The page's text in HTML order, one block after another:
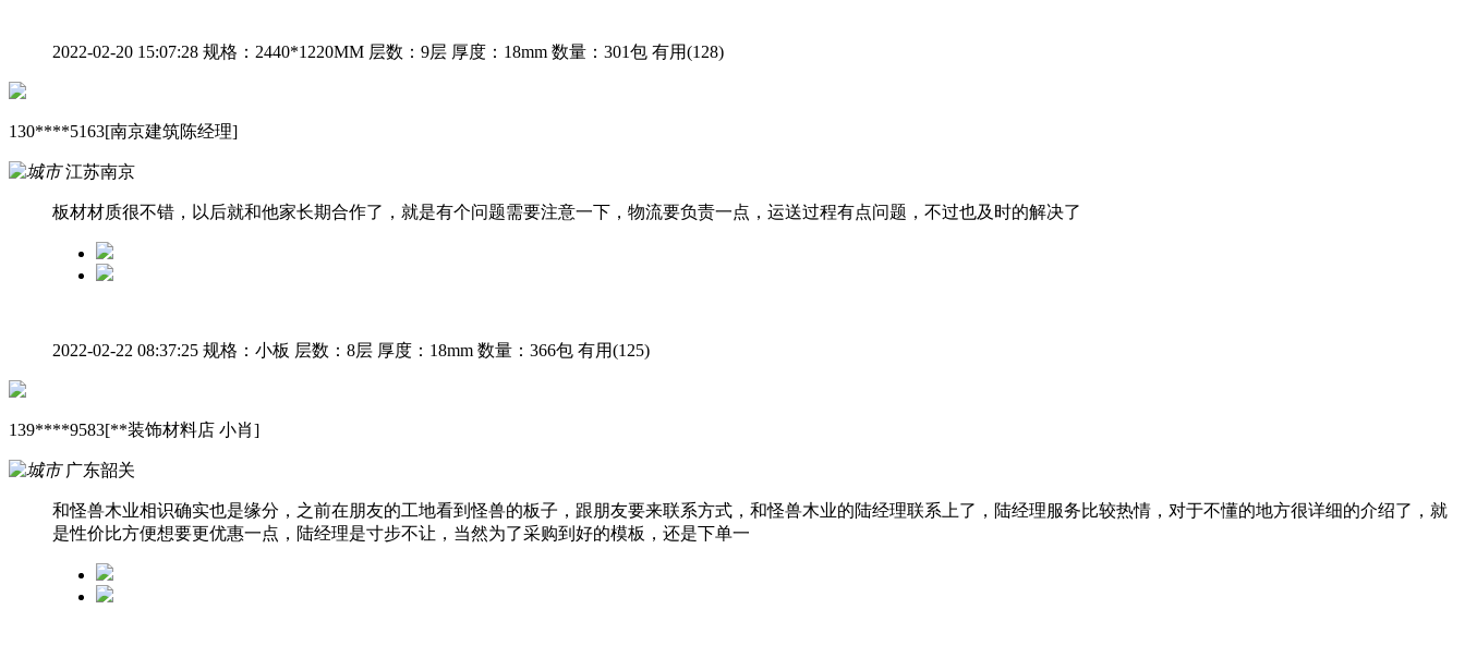
2022-02-20 15:07:28 规格：2440*1220MM 层数：9层 厚度：18mm 数量：301包 有用(128)
130****5163[南京建筑陈经理]
江苏南京
板材材质很不错，以后就和他家长期合作了，就是有个问题需要注意一下，物流要负责一点，运送过程有点问题，不过也及时的解决了
2022-02-22 08:37:25 规格：小板 层数：8层 厚度：18mm 数量：366包 有用(125)
139****9583[**装饰材料店 小肖]
广东韶关
和怪兽木业相识确实也是缘分，之前在朋友的工地看到怪兽的板子，跟朋友要来联系方式，和怪兽木业的陆经理联系上了，陆经理服务比较热情，对于不懂的地方很详细的介绍了，就
是性价比方便想要更优惠一点，陆经理是寸步不让，当然为了采购到好的模板，还是下单一